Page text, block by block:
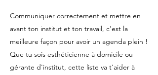
Communiquer correctement et mettre en
avant ton institut et ton travail, c'est la
meilleure façon pour avoir un agenda plein !
Que tu sois esthéticienne à domicile ou
gérante d'institut, cette liste va t'aider à